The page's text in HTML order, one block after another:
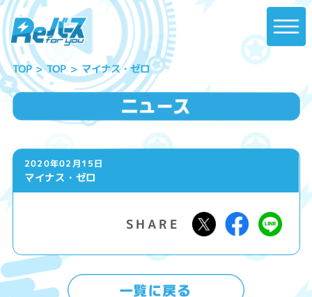
TOP TOP マイナス・ゼロ
2020年02月15日
マイナス・ゼロ